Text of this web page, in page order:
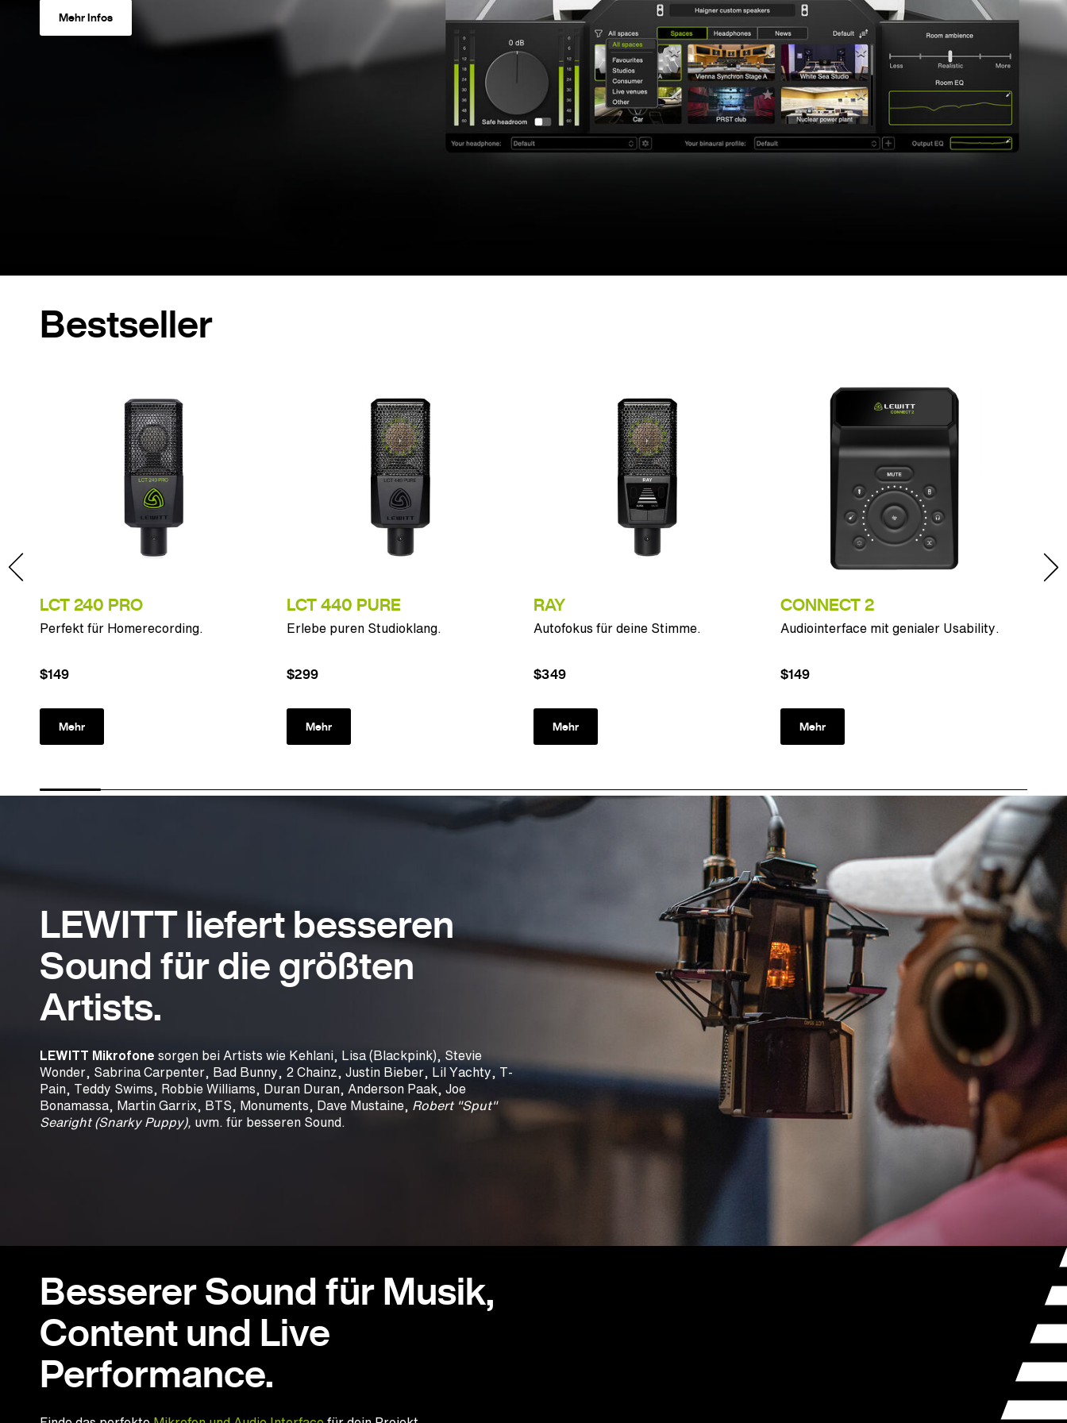
Mehr Infos
Bestseller
LCT 240 PRO
Perfekt für Homerecording.
$149
Mehr
LCT 440 PURE
Erlebe puren Studioklang.
$299
Mehr
RAY
Autofokus für deine Stimme.
$349
Mehr
CONNECT 2
Audiointerface mit genialer Usability.
$149
Mehr
LEWITT liefert besseren
Sound für die größten
Artists.
LEWITT Mikrofone sorgen bei Artists wie Kehlani, Lisa (Blackpink), Stevie
Wonder, Sabrina Carpenter, Bad Bunny, 2 Chainz, Justin Bieber, Lil Yachty, T-
Pain, Teddy Swims, Robbie Williams, Duran Duran, Anderson Paak, Joe
Bonamassa, Martin Garrix, BTS, Monuments, Dave Mustaine, Robert "Sput"
Searight (Snarky Puppy), uvm. für besseren Sound.
Besserer Sound für Musik,
Content und Live
Performance.